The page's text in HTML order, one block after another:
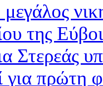
της
Στερεάς
για πρώτη